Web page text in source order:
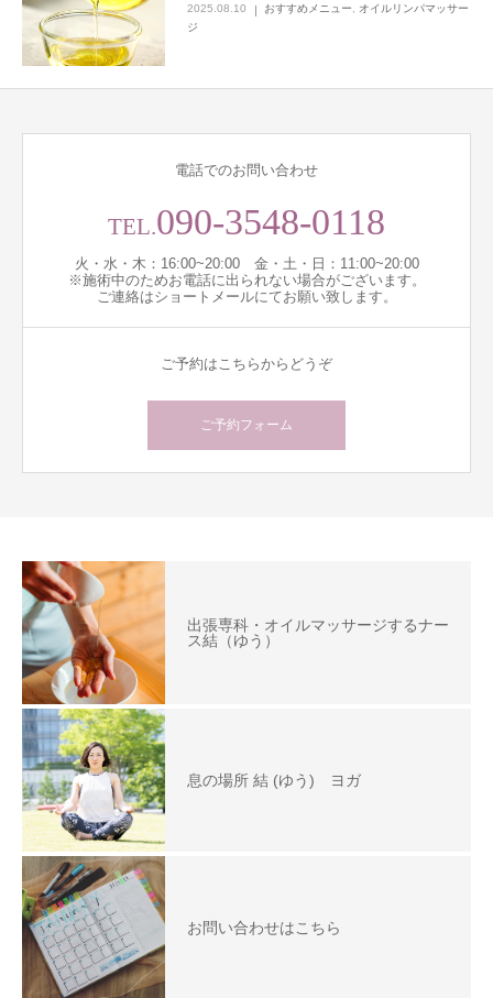
2025.08.10 おすすめメニュー, オイルリンパマッサー
ジ
電話でのお問い合わせ
TEL.090-3548-0118
火・水・木：16:00~20:00 金・土・日：11:00~20:00
※施術中のためお電話に出られない場合がございます。
ご連絡はショートメールにてお願い致します。
ご予約はこちらからどうぞ
ご予約フォーム
出張専科・オイルマッサージするナー
ス結（ゆう）
息の場所 結 (ゆう) ヨガ
お問い合わせはこちら